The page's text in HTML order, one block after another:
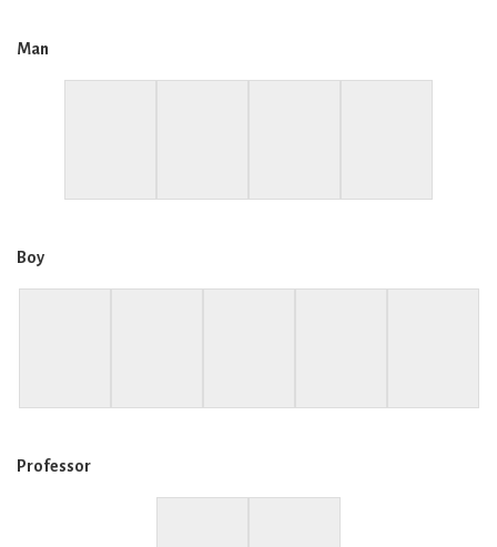
Man
Boy
Professor